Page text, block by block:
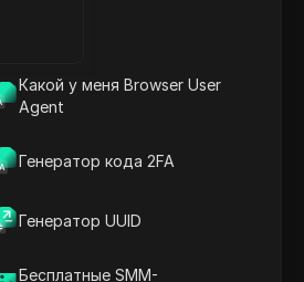
Какой у меня Browser User
Agent
Генератор кода 2FA
Генератор UUID
Бесплатные SMM-
и